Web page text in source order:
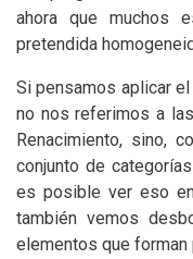
ahora que muchos
pretendida
Si pensamos aplicar
no nos referimos a
Renacimiento, sino,
conjunto de
es posible ver eso
también vemos
elementos que